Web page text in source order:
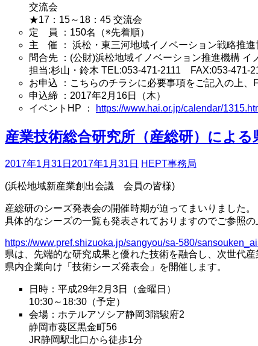
交流会
★17：15～18：45 交流会
定 員 ：150名（※先着順）
主 催 ： 浜松・東三河地域イノベーション戦略推進
問合先 ：(公財)浜松地域イノベーション推進機構 イ
担当:杉山・鈴木 TEL:053-471-2111 FAX:053-471-
お申込 ：こちらのチラシに必要事項をご記入の上、
申込締 ：2017年2月16日（木）
イベントHP ：
https://www.hai.or.jp/calendar/
産業技術総合研究所（産総研）によ
2017年1月31日 2017年1月31日 HEPT事務局
(浜松地域新産業創出会議 会員の皆様)
産総研のシーズ発表会の開催時期が迫ってまいりました。
具体的なシーズの一覧も発表されておりますのでご参照の
https://www.pref.shizuoka.jp/sangyou/sa-580/
県は、先端的な研究成果と優れた技術を融合し、次世代
県内企業向け「技術シーズ発表会」を開催します。
日時：平成29年2月3日（金曜日）
10:30～18:30（予定）
会場：ホテルアソシア静岡3階駿府2
静岡市葵区黒金町56
JR静岡駅北口から徒歩1分